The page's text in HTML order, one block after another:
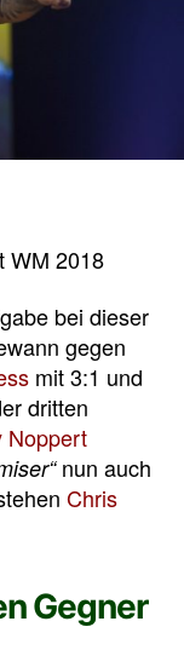
bei dieser
gegen
mit 3:1 und
dritten
Noppert
nun auch
Chris
Gegner